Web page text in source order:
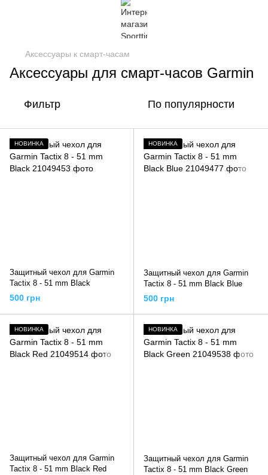
Аксессуары к смарт-часам
Аксессуары для смарт-часов Garmin
Фильтр По популярности
НОВИНКА
Защитный чехол для Garmin
Tactix 8 - 51 mm Black
500 грн
НОВИНКА
Защитный чехол для Garmin
Tactix 8 - 51 mm Black Blue
500 грн
НОВИНКА
Защитный чехол для Garmin
Tactix 8 - 51 mm Black Red
НОВИНКА
Защитный чехол для Garmin
Tactix 8 - 51 mm Black Green